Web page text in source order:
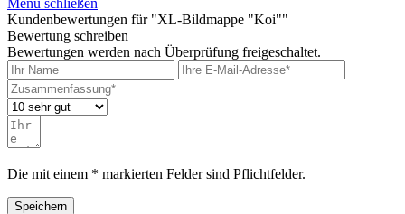
Kundenbewertungen für "XL-Bildmappe "Koi""
Bewertung schreiben
Bewertungen werden nach Überprüfung freigeschaltet.
Die mit einem * markierten Felder sind Pflichtfelder.
Speichern